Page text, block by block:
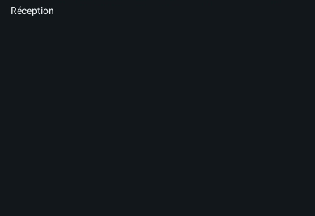
Réception